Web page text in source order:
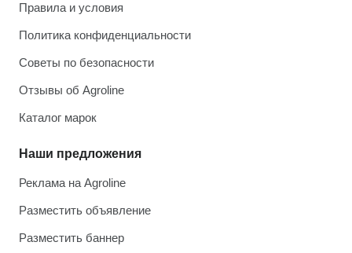
Правила и условия
Политика конфиденциальности
Советы по безопасности
Отзывы об Agroline
Каталог марок
Наши предложения
Реклама на Agroline
Разместить объявление
Разместить баннер